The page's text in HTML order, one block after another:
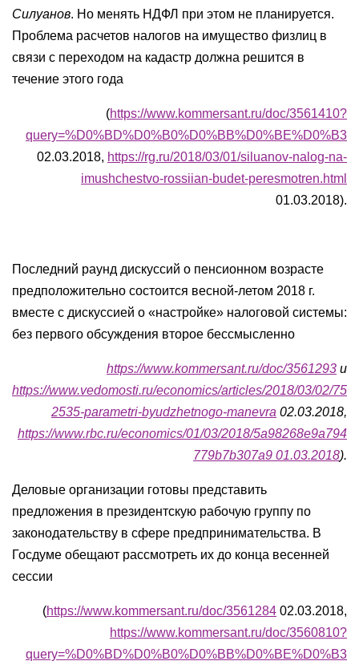
Силуанов. Но менять НДФЛ при этом не планируется.
Проблема расчетов налогов на имущество физлиц в
связи с переходом на кадастр должна решится в
течение этого года
(https://www.kommersant.ru/doc/3561410?
query=%D0%BD%D0%B0%D0%BB%D0%BE%D0%B3
02.03.2018, https://rg.ru/2018/03/01/siluanov-nalog-na-
imushchestvo-rossiian-budet-peresmotren.html
01.03.2018).
Последний раунд дискуссий о пенсионном возрасте
предположительно состоится весной-летом 2018 г.
вместе с дискуссией о «настройке» налоговой системы:
без первого обсуждения второе бессмысленно
https://www.kommersant.ru/doc/3561293 и
https://www.vedomosti.ru/economics/articles/2018/03/02/75
2535-parametri-byudzhetnogo-manevra 02.03.2018,
https://www.rbc.ru/economics/01/03/2018/5a98268e9a794
779b7b307a9 01.03.2018).
Деловые организации готовы представить
предложения в президентскую рабочую группу по
законодательству в сфере предпринимательства. В
Госдуме обещают рассмотреть их до конца весенней
сессии
(https://www.kommersant.ru/doc/3561284 02.03.2018,
https://www.kommersant.ru/doc/3560810?
query=%D0%BD%D0%B0%D0%BB%D0%BE%D0%B3